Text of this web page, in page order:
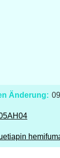
Änderung: